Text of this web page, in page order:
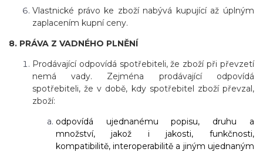
Vlastnické právo ke zboží nabývá kupující až úplným
zaplacením kupní ceny.
8. PRÁVA Z VADNÉHO PLNĚNÍ
Prodávající odpovídá spotřebiteli, že zboží při převzetí
nemá vady. Zejména prodávající odpovídá
spotřebiteli, že v době, kdy spotřebitel zboží převzal,
zboží:
odpovídá ujednanému popisu, druhu a
množství, jakož i jakosti, funkčnosti,
kompatibilitě, interoperabilitě a jiným ujednaným